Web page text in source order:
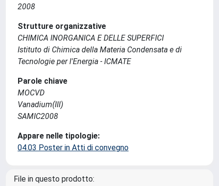
2008
Strutture organizzative
CHIMICA INORGANICA E DELLE SUPERFICI
Istituto di Chimica della Materia Condensata e di
Tecnologie per l'Energia - ICMATE
Parole chiave
MOCVD
Vanadium(III)
SAMIC2008
Appare nelle tipologie:
04.03 Poster in Atti di convegno
File in questo prodotto: